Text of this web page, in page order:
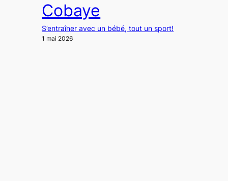
Cobaye
S’entraîner avec un bébé, tout un sport!
1 mai 2026